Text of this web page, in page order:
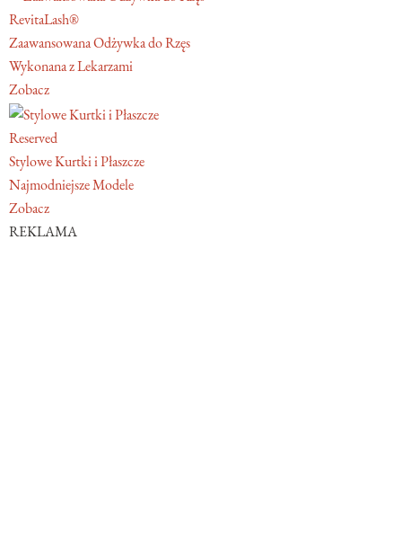
RevitaLash®
Zaawansowana Odżywka do Rzęs
Wykonana z Lekarzami
Zobacz
Reserved
Stylowe Kurtki i Płaszcze
Najmodniejsze Modele
Zobacz
REKLAMA